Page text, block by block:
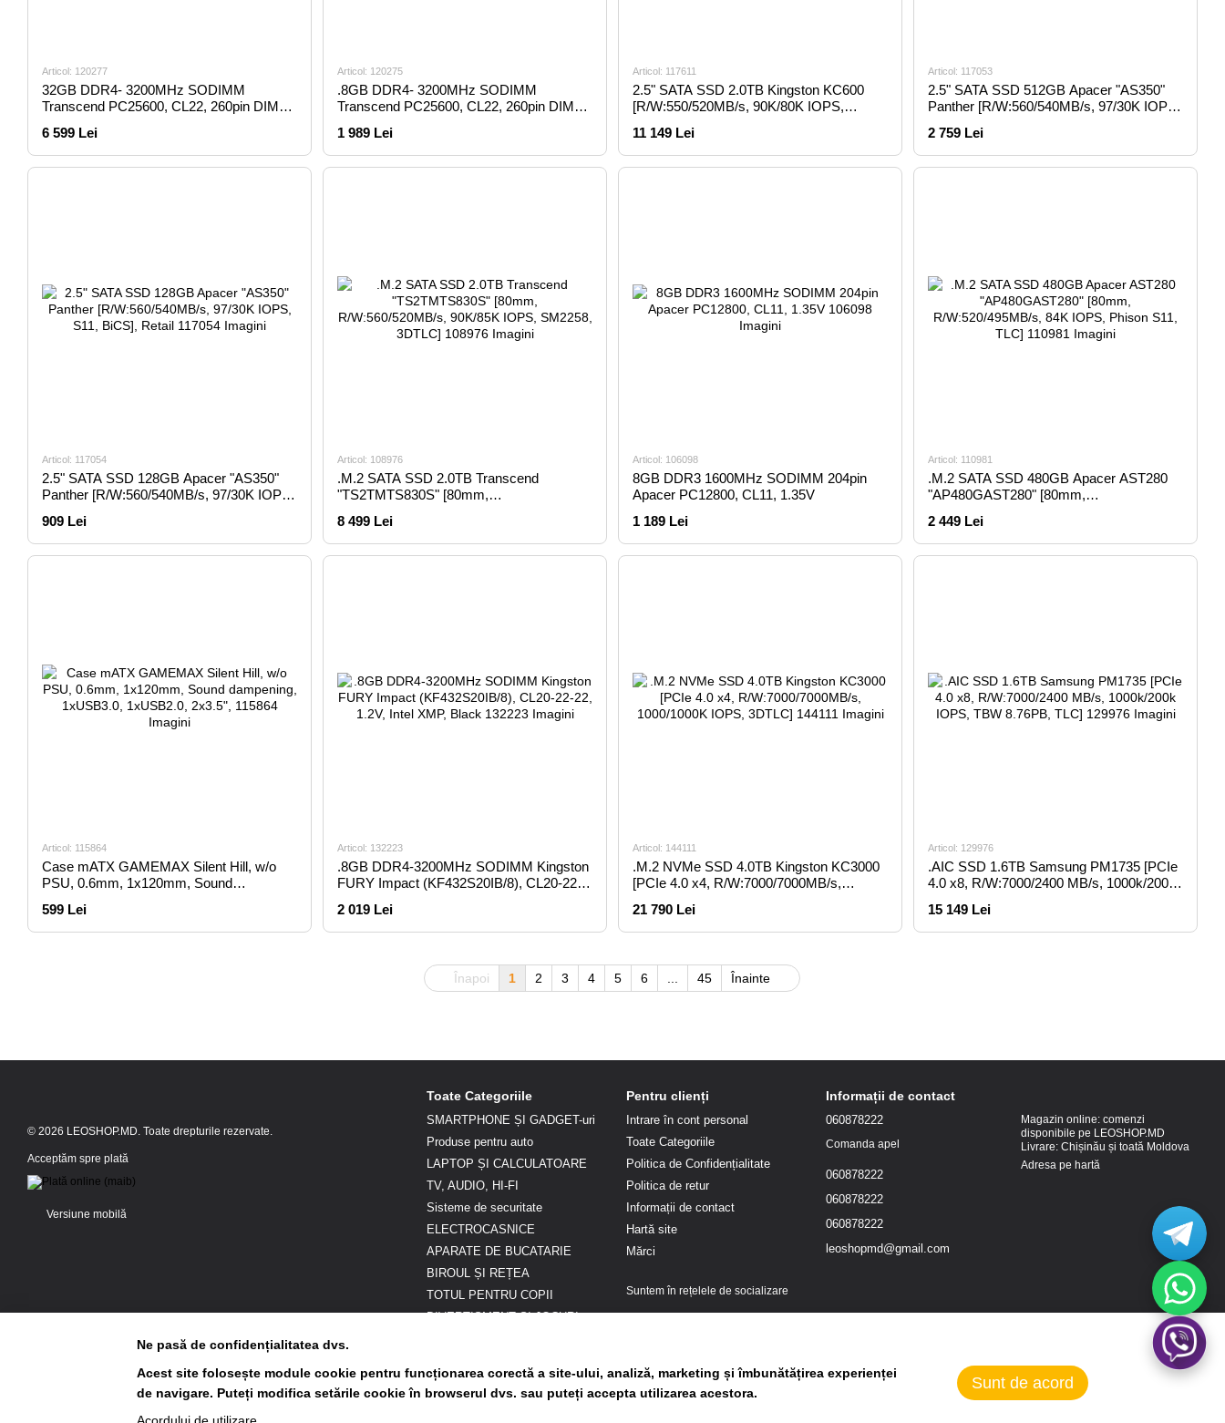
Articol: 120277
32GB DDR4- 3200MHz SODIMM
Transcend PC25600, CL22, 260pin DIMM
6 599 Lei
Articol: 120275
.8GB DDR4- 3200MHz SODIMM
Transcend PC25600, CL22, 260pin DIMM
1 989 Lei
Articol: 117611
2.5" SATA SSD 2.0TB Kingston KC600
[R/W:550/520MB/s, 90K/80K IOPS,
11 149 Lei
Articol: 117053
2.5" SATA SSD 512GB Apacer "AS350"
Panther [R/W:560/540MB/s, 97/30K IOPS,
2 759 Lei
Articol: 117054
2.5" SATA SSD 128GB Apacer "AS350"
Panther [R/W:560/540MB/s, 97/30K IOPS,
909 Lei
Articol: 108976
.M.2 SATA SSD 2.0TB Transcend
"TS2TMTS830S" [80mm,
SM2258, 3DTLC]
8 499 Lei
Articol: 106098
8GB DDR3 1600MHz SODIMM 204pin
Apacer PC12800, CL11, 1.35V
1 189 Lei
Articol: 110981
.M.2 SATA SSD 480GB Apacer AST280
"AP480GAST280" [80mm,
TLC]
2 449 Lei
Articol: 115864
Case mATX GAMEMAX Silent Hill, w/o
PSU, 0.6mm, 1x120mm, Sound
599 Lei
Articol: 132223
.8GB DDR4-3200MHz SODIMM Kingston
FURY Impact (KF432S20IB/8), CL20-22-
2 019 Lei
Articol: 144111
.M.2 NVMe SSD 4.0TB Kingston KC3000
[PCIe 4.0 x4, R/W:7000/7000MB/s,
21 790 Lei
Articol: 129976
.AIC SSD 1.6TB Samsung PM1735 [PCIe
4.0 x8, R/W:7000/2400 MB/s, 1000k/200k
15 149 Lei
Înapoi 1 2 3 4 5 6 45 Înainte
© 2026 LEOSHOP.MD. Toate drepturile rezervate.
Acceptăm spre plată
Versiune mobilă
Magazin online creat cu Horoshop
Toate Categoriile
SMARTPHONE ȘI GADGET-uri
Produse pentru auto
LAPTOP ȘI CALCULATOARE
TV, AUDIO, HI-FI
Sisteme de securitate
ELECTROCASNICE
APARATE DE BUCATARIE
BIROUL ȘI REȚEA
TOTUL PENTRU COPII
DIVERTISMENT ȘI JOCURI
Gradina si terasa
Pentru clienți
Intrare în cont personal
Toate Categoriile
Politica de Confidențialitate
Politica de retur
Informații de contact
Hartă site
Mărci
Suntem în rețelele de socializare
Informații de contact
060878222
Comanda apel
060878222
060878222
060878222
leoshopmd@gmail.com
Magazin online: comenzi
disponibile pe LEOSHOP.MD
Livrare: Chișinău și toată Moldova
Adresa pe hartă
Ne pasă de confidențialitatea dvs.
Acest site folosește module cookie pentru funcționarea corectă a site-ului, analiză, marketing și îmbunătățirea experienței
de navigare. Puteți modifica setările cookie în browserul dvs. sau puteți accepta utilizarea acestora.
Sunt de acord